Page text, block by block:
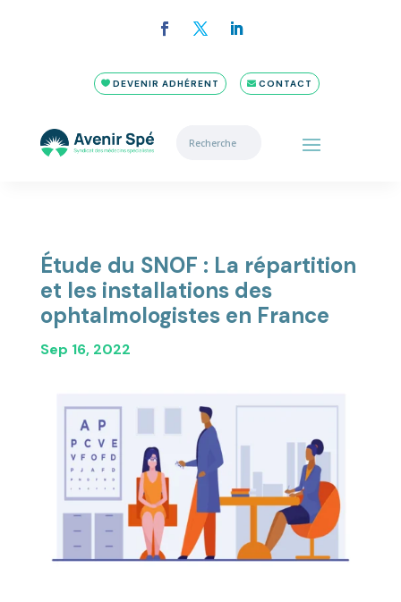
DEVENIR ADHÉRENT CONTACT
Étude du SNOF : La répartition
et les installations des
ophtalmologistes en France
Sep 16, 2022